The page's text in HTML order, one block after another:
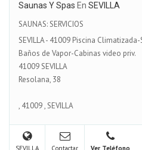
Saunas Y Spas En SEVILLA
SAUNAS: SERVICIOS
SEVILLA - 41009 Piscina
Baños de Vapor-Cabinas video priv.
41009 SEVILLA
Resolana, 38
, 41009,SEVILLA
SEVILLA Contactar Ver Teléfono